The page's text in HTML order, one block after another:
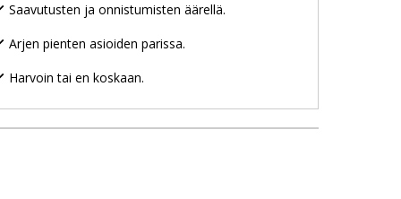
Saavutusten ja onnistumisten äärellä.
Arjen pienten asioiden parissa.
Harvoin tai en koskaan.